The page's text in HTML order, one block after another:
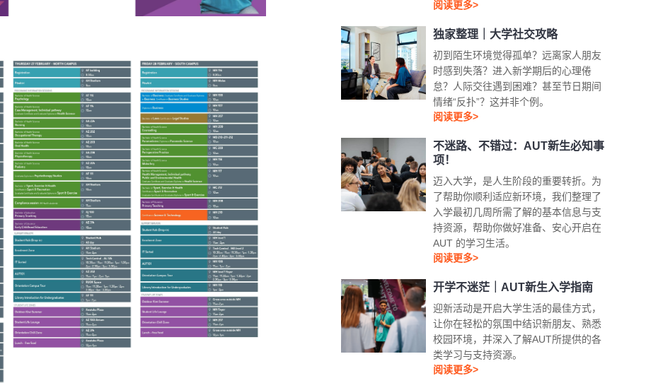
阅读更多>
独家整理｜大学社交攻略
初到陌生环境觉得孤单？远离家人朋友
时感到失落？进入新学期后的心理倦
怠？人际交往遇到困难？甚至节日期间
情绪“反扑”？这并非个例。
阅读更多>
不迷路、不错过：AUT新生必知事
项！
迈入大学，是人生阶段的重要转折。为
了帮助你顺利适应新环境，我们整理了
入学最初几周所需了解的基本信息与支
持资源，帮助你做好准备、安心开启在
AUT 的学习生活。
阅读更多>
开学不迷茫｜AUT新生入学指南
迎新活动是开启大学生活的最佳方式，
让你在轻松的氛围中结识新朋友、熟悉
校园环境，并深入了解AUT所提供的各
类学习与支持资源。
阅读更多>